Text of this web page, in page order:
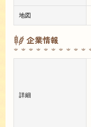
地図
企業情報
詳細